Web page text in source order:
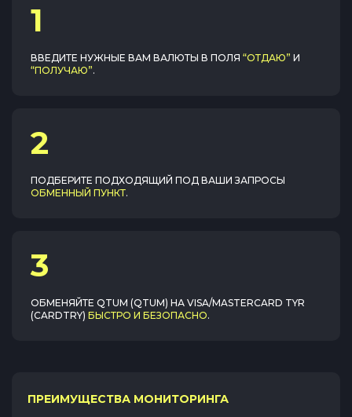
1
ВВЕДИТЕ НУЖНЫЕ ВАМ ВАЛЮТЫ В ПОЛЯ “ОТДАЮ” И
“ПОЛУЧАЮ”.
2
ПОДБЕРИТЕ ПОДХОДЯЩИЙ ПОД ВАШИ ЗАПРОСЫ
ОБМЕННЫЙ ПУНКТ.
3
ОБМЕНЯЙТЕ QTUM (QTUM) НА VISA/MASTERCARD TYR
(CARDTRY) БЫСТРО И БЕЗОПАСНО.
ПРЕИМУЩЕСТВА МОНИТОРИНГА